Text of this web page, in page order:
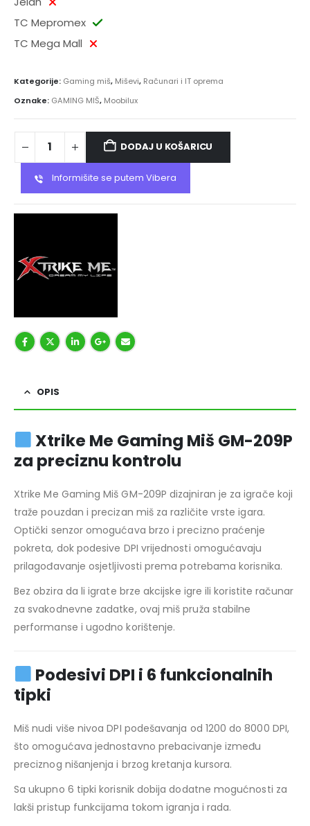
TC Mepromex
TC Mega Mall
Kategorije: Gaming miš, Miševi, Računari i IT oprema
Oznake: GAMING MIŠ, Moobilux
DODAJ U KOŠARICU
Informišite se putem Vibera
OPIS
Xtrike Me Gaming Miš GM-209P
za preciznu kontrolu
Xtrike Me Gaming Miš GM-209P dizajniran je za igrače koji
traže pouzdan i precizan miš za različite vrste igara.
Optički senzor omogućava brzo i precizno praćenje
pokreta, dok podesive DPI vrijednosti omogućavaju
prilagođavanje osjetljivosti prema potrebama korisnika.
Bez obzira da li igrate brze akcijske igre ili koristite računar
za svakodnevne zadatke, ovaj miš pruža stabilne
performanse i ugodno korištenje.
Podesivi DPI i 6 funkcionalnih
tipki
Miš nudi više nivoa DPI podešavanja od 1200 do 8000 DPI,
što omogućava jednostavno prebacivanje između
preciznog nišanjenja i brzog kretanja kursora.
Sa ukupno 6 tipki korisnik dobija dodatne mogućnosti za
lakši pristup funkcijama tokom igranja i rada.